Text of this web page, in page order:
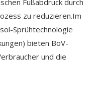
Fußabdruck durch
zu reduzieren.Im
Sprühtechnologie
bieten BoV-
und die